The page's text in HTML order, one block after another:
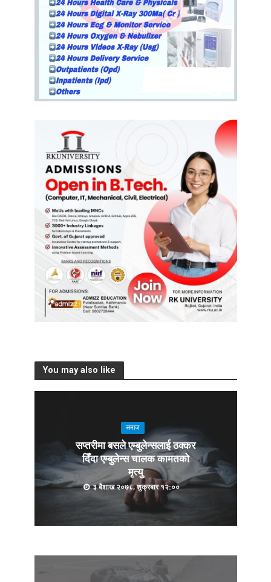
You may also like
समाज
सप्तरीमा बसले एम्बुलेन्सलाई ठक्कर
दिँदा एम्बुलेन्स चालक कामतको
मृत्यु
३ बैशाख २०७८, शुक्रबार १२:००